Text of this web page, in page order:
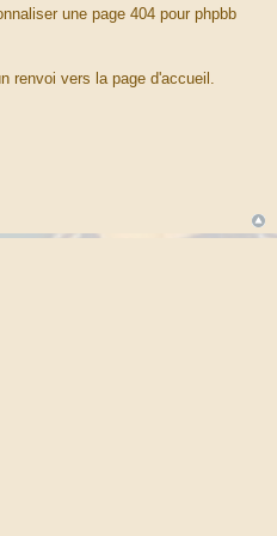
une page 404 pour phpbb
renvoi vers la page d'accueil.